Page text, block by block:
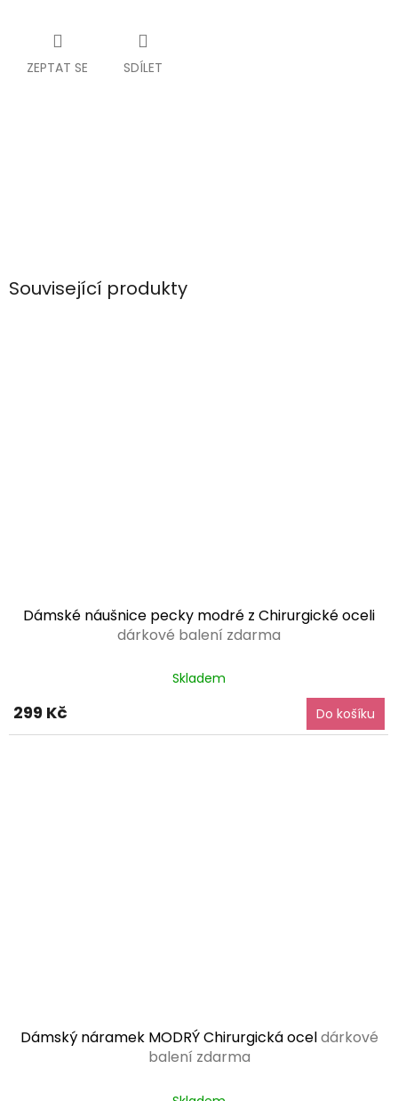
ZEPTAT SE SDÍLET
Související produkty
Dámské náušnice pecky modré z Chirurgické oceli
dárkové balení zdarma
hodnocení
5,0
Skladem
299 Kč Do košíku
Dámský náramek MODRÝ Chirurgická oceldárkové
balení zdarma